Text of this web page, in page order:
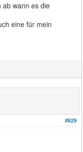
ab wann es die
eine für mein
#629